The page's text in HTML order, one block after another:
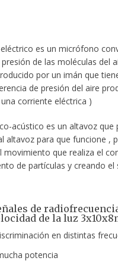
es un micrófono
de las moléculas del
por un imán que
de presión del aire
corriente eléctrica )
acústico es un altavoz que
altavoz para que funcione ,
movimiento que realiza el
de partículas y creando el
de
de la luz
en distintas
potencia